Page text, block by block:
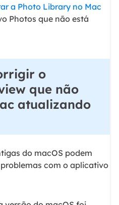
a Photo Library no Mac
Photos que não está
o
que não
atualizando
do macOS podem
com o aplicativo